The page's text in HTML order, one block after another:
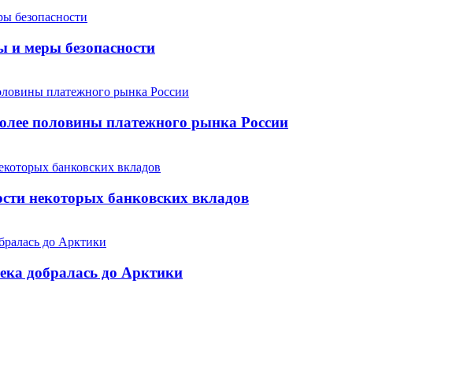
и меры безопасности
половины платежного рынка России
некоторых банковских вкладов
добралась до Арктики